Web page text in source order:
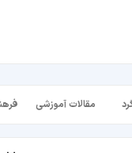
مقالات آموزشی